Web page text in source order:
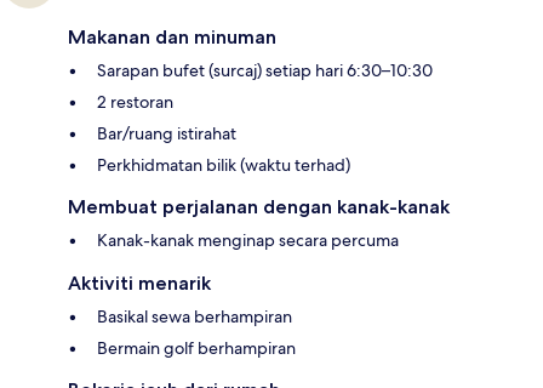
Makanan dan minuman
Sarapan bufet (surcaj) setiap hari 6:30–10:30
2 restoran
Bar/ruang istirahat
Perkhidmatan bilik (waktu terhad)
Membuat perjalanan dengan kanak-kanak
Kanak-kanak menginap secara percuma
Aktiviti menarik
Basikal sewa berhampiran
Bermain golf berhampiran